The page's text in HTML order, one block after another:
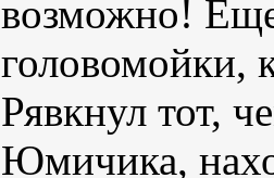
возможно!
головомойки,
Рявкнул тот,
Юмичика,